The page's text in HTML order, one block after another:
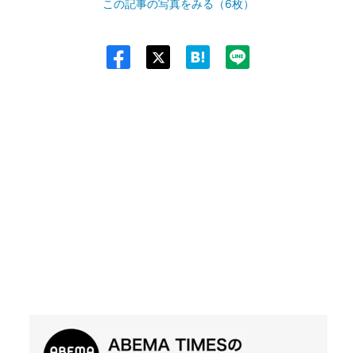
この記事の写真をみる（6枚）